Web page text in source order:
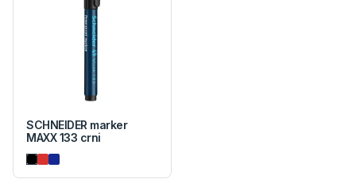
SCHNEIDER marker
MAXX 133 crni